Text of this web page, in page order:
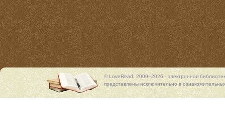
© LoveRead, 2009–2026 - электронная
представлены исключительно в